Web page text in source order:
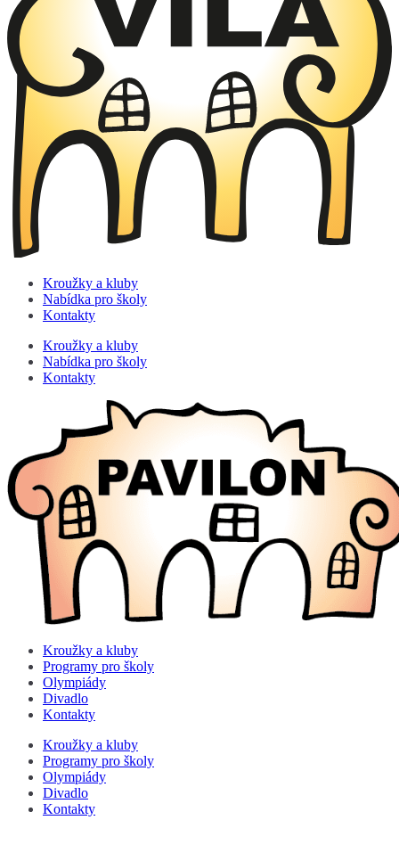
Kroužky a kluby
Nabídka pro školy
Kontakty
Kroužky a kluby
Nabídka pro školy
Kontakty
Kroužky a kluby
Programy pro školy
Olympiády
Divadlo
Kontakty
Kroužky a kluby
Programy pro školy
Olympiády
Divadlo
Kontakty